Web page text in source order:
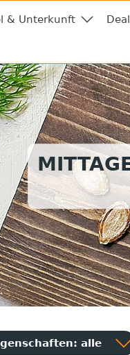
& Unterkunft
alle